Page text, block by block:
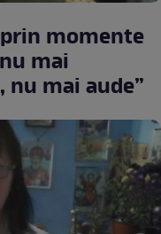
momente
mai
mai aude”